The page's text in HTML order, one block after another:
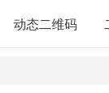
动态二维码